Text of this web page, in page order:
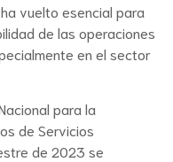
vuelto esencial para
de las operaciones
en el sector
para la
de Servicios
de 2023 se